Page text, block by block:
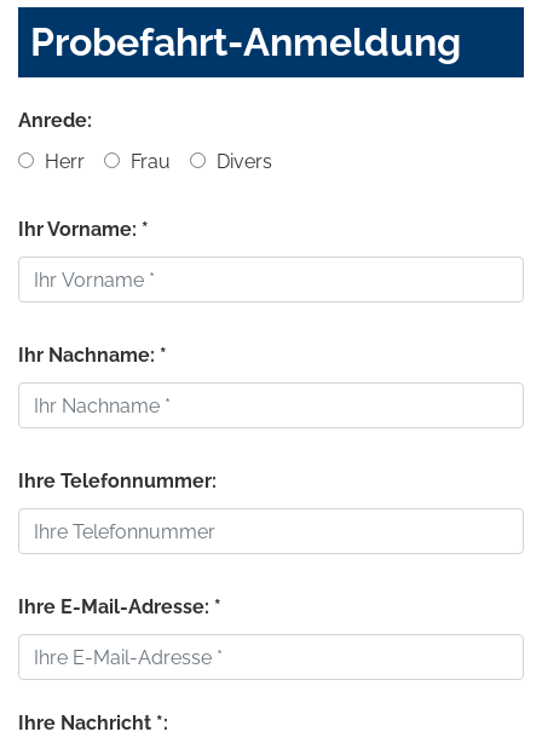
Probefahrt-Anmeldung
Anrede:
Herr
Frau Divers
Ihr Vorname: *
Ihr Nachname: *
Ihre Telefonnummer:
Ihre E-Mail-Adresse: *
Ihre Nachricht *: